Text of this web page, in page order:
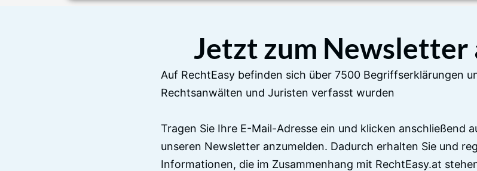
Jetzt zum Newsletter
Auf RechtEasy befinden sich über 7500 Begriffserklärungen
Rechtsanwälten und Juristen verfasst wurden
Tragen Sie Ihre E-Mail-Adresse ein und klicken anschließend
unseren Newsletter anzumelden. Dadurch erhalten Sie und
Informationen, die im Zusammenhang mit RechtEasy.at